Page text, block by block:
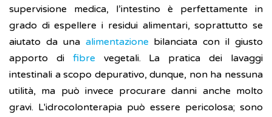
supervisione medica, l’intestino è perfettamente in
grado di espellere i residui alimentari, soprattutto se
aiutato da una alimentazione bilanciata con il giusto
apporto di fibre vegetali. La pratica dei lavaggi
intestinali a scopo depurativo, dunque, non ha nessuna
utilità, ma può invece procurare danni anche molto
gravi. L'idrocolonterapia può essere pericolosa; sono